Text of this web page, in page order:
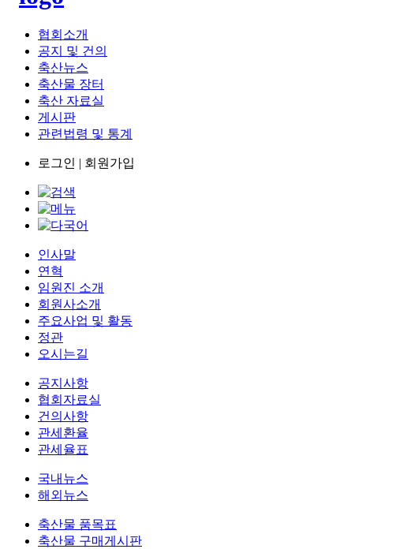
협회소개
공지 및 건의
축산뉴스
축산물 장터
축산 자료실
게시판
관련법령 및 통계
로그인 | 회원가입
인사말
연혁
임원진 소개
회원사소개
주요사업 및 활동
정관
오시는길
공지사항
협회자료실
건의사항
관세환율
관세율표
국내뉴스
해외뉴스
축산물 품목표
축산물 구매게시판